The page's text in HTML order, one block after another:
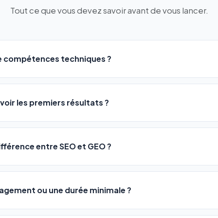
Tout ce que vous devez savoir avant de vous lancer.
compétences techniques ?
a été conçu pour être accessible àtous les profils:
ou agences. Pas de code, pas de configuration complexe —
votre activité, et le logiciel gère tout en automatique
les premiers résultats ?
observent une amélioration de leur positionnement en4
entre SEO et GEO ?
vous positionne sur les moteurs classiques :
Optimization) va plus loin : il fait en sorte que les IA
citent comme référence dans leurs réponses. Notre
ou une durée minimale ?
nos packs sont résiliables à tout moment, directement